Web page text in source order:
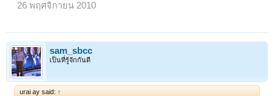
26 พฤศจิกายน 2010
sam_sbcc
เป็นที่รู้จักกันดี
urai ay said: ↑